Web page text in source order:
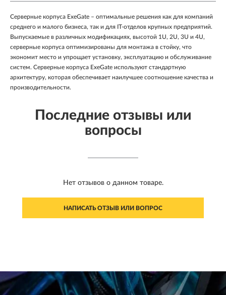
Cерверные корпуса ExeGate – оптимальные решения как для компаний
среднего и малого бизнеса, так и для IT-отделов крупных предприятий.
Выпускаемые в различных модификациях, высотой 1U, 2U, 3U и 4U,
серверные корпуса оптимизированы для монтажа в стойку, что
экономит место и упрощает установку, эксплуатацию и обслуживание
систем. Серверные корпуса ExeGate используют стандартную
архитектуру, которая обеспечивает наилучшее соотношение качества и
производительности.
Последние отзывы или
вопросы
Нет отзывов о данном товаре.
НАПИСАТЬ ОТЗЫВ ИЛИ ВОПРОС